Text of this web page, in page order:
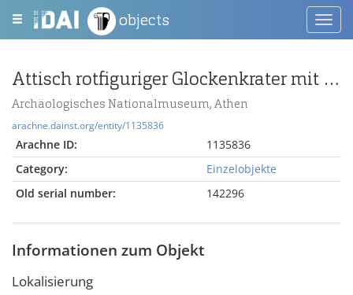
objects
Attisch rotfiguriger Glockenkrater mit Symposiumszene (A) und Manteljünglingen (B)
Archäologisches Nationalmuseum, Athen
arachne.dainst.org/entity/1135836
Arachne ID:
1135836
Category:
Einzelobjekte
Old serial number:
142296
Informationen zum Objekt
Lokalisierung